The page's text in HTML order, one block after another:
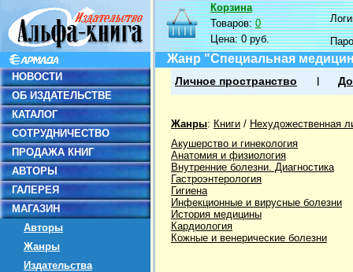
НОВОСТИ
ОБ ИЗДАТЕЛЬСТВЕ
КАТАЛОГ
СОТРУДНИЧЕСТВО
ПРОДАЖА КНИГ
АВТОРЫ
ГАЛЕРЕЯ
МАГАЗИН
Авторы
Жанры
Издательства
Корзина
Товаров:0
Цена:0 руб.
Жанр "Специальная
Личное пространство
Жанры: Книги / Нехудожественная
Акушерство и гинекология
Анатомия и физиология
Внутренние болезни. Диагностика
Гастроэнтерология
Гигиена
Инфекционные и вирусные болезни
История медицины
Кардиология
Кожные и венерические болезни